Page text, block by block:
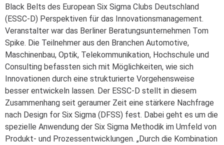
Black Belts des European Six Sigma Clubs Deutschland
(ESSC-D) Perspektiven für das Innovationsmanagement.
Veranstalter war das Berliner Beratungsunternehmen Tom
Spike. Die Teilnehmer aus den Branchen Automotive,
Maschinenbau, Optik, Telekommunikation, Hochschule und
Consulting befassten sich mit Möglichkeiten, wie sich
Innovationen durch eine strukturierte Vorgehensweise
besser entwickeln lassen. Der ESSC-D stellt in diesem
Zusammenhang seit geraumer Zeit eine stärkere Nachfrage
nach Design for Six Sigma (DFSS) fest. Dabei geht es um die
spezielle Anwendung der Six Sigma Methodik im Umfeld von
Produkt- und Prozessentwicklungen. „Durch die Kombination